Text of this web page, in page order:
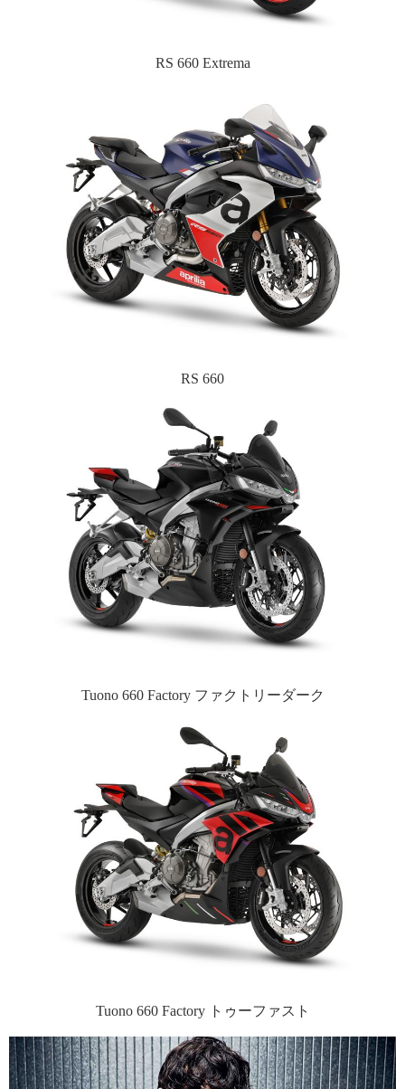
RS 660 Extrema
RS 660
Tuono 660 Factory ファクトリーダーク
Tuono 660 Factory トゥーファスト